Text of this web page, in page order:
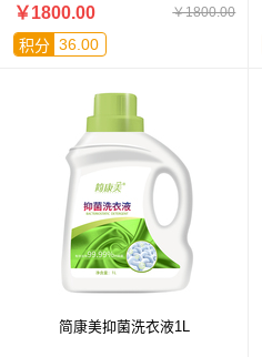
￥1800.00
￥1800.00
积分 36.00
简康美抑菌洗衣液1L